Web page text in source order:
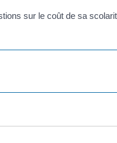
sur le coût de sa